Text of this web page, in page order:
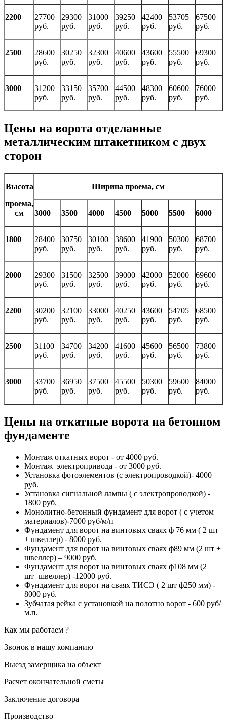
2200
27700
руб.
29300
руб.
31000
руб.
39250
руб.
42400
руб.
53705
руб.
67500
руб.
2500
28600
руб.
30250
руб.
32300
руб.
40600
руб.
43600
руб.
55500
руб.
69300
руб.
3000
31200
руб.
33150
руб.
35700
руб.
44500
руб.
48300
руб.
60600
руб.
76000
руб.
Цены на ворота отделанные
металлическим штакетником с двух
сторон
Высота
проема,
см
Ширина проема, см
3000 3500 4000 4500 5000 5500 6000
1800
28400
руб.
30750
руб.
30100
руб.
38600
руб.
41900
руб.
50300
руб.
68700
руб.
2000
29300
руб.
31500
руб.
32500
руб.
39000
руб.
42000
руб.
52000
руб.
69600
руб.
2200
30200
руб.
32100
руб.
33000
руб.
40250
руб.
43600
руб.
54705
руб.
68500
руб.
2500
31100
руб.
34700
руб.
34200
руб.
41600
руб.
45600
руб.
56500
руб.
73800
руб.
3000
33700
руб.
36950
руб.
37500
руб.
45500
руб.
50300
руб.
59600
руб.
84000
руб.
Цены на откатные ворота на бетонном
фундаменте
Монтаж откатных ворот - от 4000 руб.
Монтаж электропривода - от 3000 руб.
Установка фотоэлементов (с электропроводкой)- 4000
руб.
Установка сигнальной лампы ( с электропроводкой) -
1800 руб.
Монолитно-бетонный фундамент для ворот ( с учетом
материалов)-7000 руб/м/п
Фундамент для ворот на винтовых сваях ф 76 мм ( 2 шт
+ швеллер) - 8000 руб.
Фундамент для ворот на винтовых сваях ф89 мм (2 шт +
швеллер) – 9000 руб.
Фундамент для ворот на винтовых сваях ф108 мм (2
шт+швеллер) -12000 руб.
Фундамент для ворот на сваях ТИСЭ ( 2 шт ф250 мм) -
8000 руб.
Зубчатая рейка с установкой на полотно ворот - 600 руб/
м.п.
Как мы работаем ?
Звонок в нашу компанию
Выезд замерщика на объект
Расчет окончательной сметы
Заключение договора
Производство